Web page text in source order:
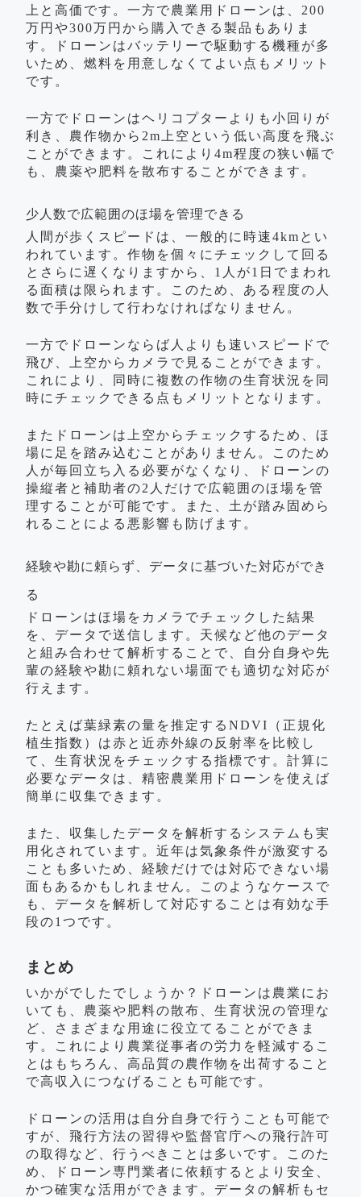
上と高価です。一方で農業用ドローンは、200
万円や300万円から購入できる製品もありま
す。ドローンはバッテリーで駆動する機種が多
いため、燃料を用意しなくてよい点もメリット
です。
一方でドローンはヘリコプターよりも小回りが
利き、農作物から2m上空という低い高度を飛ぶ
ことができます。これにより4m程度の狭い幅で
も、農薬や肥料を散布することができます。
少人数で広範囲のほ場を管理できる
人間が歩くスピードは、一般的に時速4kmとい
われています。作物を個々にチェックして回る
とさらに遅くなりますから、1人が1日でまわれ
る面積は限られます。このため、ある程度の人
数で手分けして行わなければなりません。
一方でドローンならば人よりも速いスピードで
飛び、上空からカメラで見ることができます。
これにより、同時に複数の作物の生育状況を同
時にチェックできる点もメリットとなります。
またドローンは上空からチェックするため、ほ
場に足を踏み込むことがありません。このため
人が毎回立ち入る必要がなくなり、ドローンの
操縦者と補助者の2人だけで広範囲のほ場を管
理することが可能です。また、土が踏み固めら
れることによる悪影響も防げます。
経験や勘に頼らず、データに基づいた対応ができ
る
ドローンはほ場をカメラでチェックした結果
を、データで送信します。天候など他のデータ
と組み合わせて解析することで、自分自身や先
輩の経験や勘に頼れない場面でも適切な対応が
行えます。
たとえば葉緑素の量を推定するNDVI（正規化
植生指数）は赤と近赤外線の反射率を比較し
て、生育状況をチェックする指標です。計算に
必要なデータは、精密農業用ドローンを使えば
簡単に収集できます。
また、収集したデータを解析するシステムも実
用化されています。近年は気象条件が激変する
ことも多いため、経験だけでは対応できない場
面もあるかもしれません。このようなケースで
も、データを解析して対応することは有効な手
段の1つです。
まとめ
いかがでしたでしょうか？ドローンは農業にお
いても、農薬や肥料の散布、生育状況の管理な
ど、さまざまな用途に役立てることができま
す。これにより農業従事者の労力を軽減するこ
とはもちろん、高品質の農作物を出荷すること
で高収入につなげることも可能です。
ドローンの活用は自分自身で行うことも可能で
すが、飛行方法の習得や監督官庁への飛行許可
の取得など、行うべきことは多いです。このた
め、ドローン専門業者に依頼するとより安全、
かつ確実な活用ができます。データの解析もセ